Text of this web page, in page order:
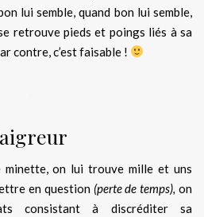
lui semble, quand bon lui semble,
retrouve pieds et poings liés à sa
contre, c’est faisable !
on lui trouve mille et uns
en question(perte de temps),on
consistant à discréditer sa